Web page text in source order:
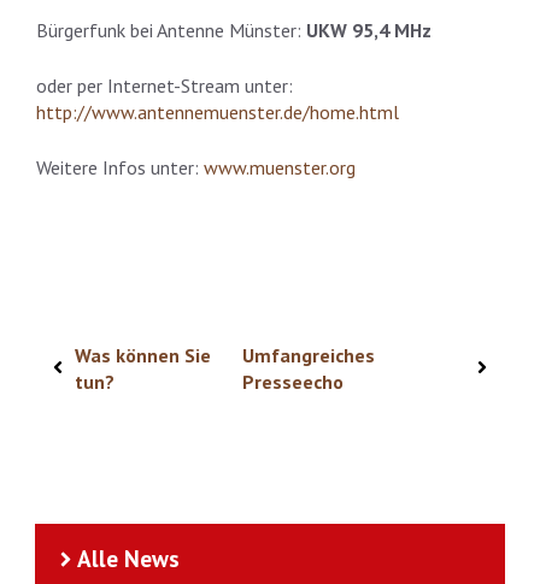
Bürgerfunk bei Antenne Münster: UKW 95,4 MHz
oder per Internet-Stream unter:
http://www.antennemuenster.de/home.html
Weitere Infos unter: www.muenster.org
Was können Sie
tun?
Umfangreiches
Presseecho
Alle News